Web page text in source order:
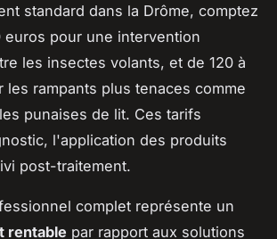
standard dans la Drôme, comptez
euros pour une intervention
les insectes volants, et de 120 à
les rampants plus tenaces comme
punaises de lit. Ces tarifs
l'application des produits
post-traitement.
complet représente un
rentable par rapport aux solutions